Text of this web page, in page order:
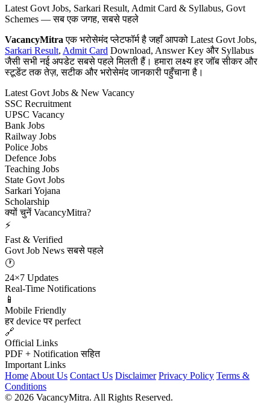
Latest Govt Jobs, Sarkari Result, Admit Card & Syllabus, Govt
Schemes — सब एक जगह, सबसे पहले
VacancyMitra एक भरोसेमंद प्लेटफॉर्म है जहाँ आपको Latest Govt Jobs,
Sarkari Result, Admit Card Download, Answer Key और Syllabus
जैसी सभी नई अपडेट सबसे पहले मिलती हैं। हमारा लक्ष्य हर जॉब सीकर और
स्टूडेंट तक तेज़, सटीक और भरोसेमंद जानकारी पहुँचाना है।
Latest Govt Jobs & New Vacancy
SSC Recruitment
UPSC Vacancy
Bank Jobs
Railway Jobs
Police Jobs
Defence Jobs
Teaching Jobs
State Govt Jobs
Sarkari Yojana
Scholarship
क्यों चुनें VacancyMitra?
⚡
Fast & Verified
Govt Job News सबसे पहले
🕐
24×7 Updates
Real-Time Notifications
📱
Mobile Friendly
हर device पर perfect
🔗
Official Links
PDF + Notification सहित
Important Links
Home About Us Contact Us Disclaimer Privacy Policy Terms &
Conditions
© 2026 VacancyMitra. All Rights Reserved.